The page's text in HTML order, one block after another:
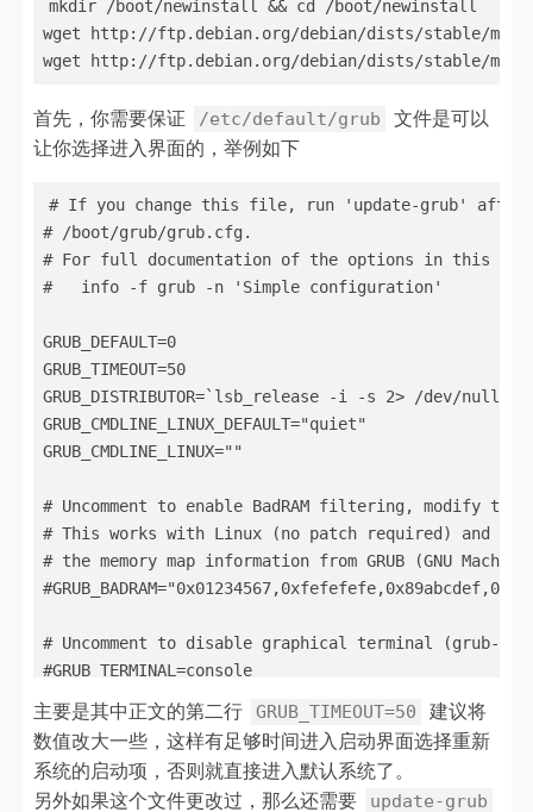
mkdir /boot/newinstall && cd /boot/newinstall
wget http://ftp.debian.org/debian/dists/stable/
wget http://ftp.debian.org/debian/dists/stable/
首先，你需要保证 /etc/default/grub
文件是可以
让你选择进入界面的，举例如下
# If you change this file, run 'update-grub'
# /boot/grub/grub.cfg.
# For full documentation of the options in this
#   info -f grub -n 'Simple configuration'
GRUB_DEFAULT=0
GRUB_TIMEOUT=50
GRUB_DISTRIBUTOR=`lsb_release -i -s 2> /dev/null
GRUB_CMDLINE_LINUX_DEFAULT="quiet"
GRUB_CMDLINE_LINUX=""
# Uncomment to enable BadRAM filtering, modify to
# This works with Linux (no patch required) and
# the memory map information from GRUB (GNU
# Uncomment to disable graphical terminal (grub-pc
#GRUB_TERMINAL=console
# The resolution used on graphical terminal
# note that you can use only modes which your
# you can see them in real GRUB with the command
#GRUB_GFXMODE=640x480
主要是其中正文的第二行 GRUB_TIMEOUT=50
建议将
数值改大一些，这样有足够时间进入启动界面选择重新
系统的启动项，否则就直接进入默认系统了。
另外如果这个文件更改过，那么还需要
update-grub